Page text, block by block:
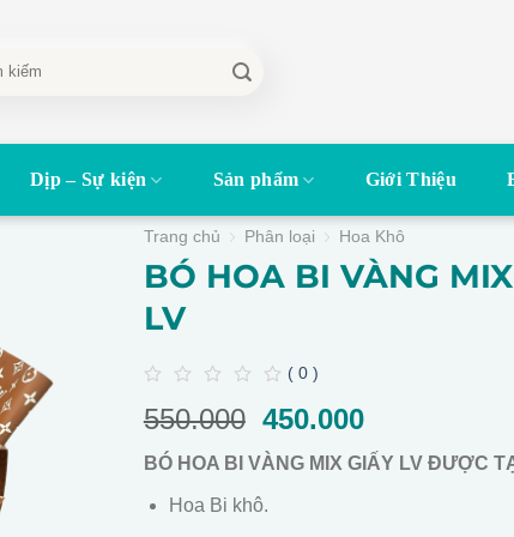
Dịp – Sự kiện Sản phẩm Giới Thiệu
Trang chủ Phân loại Hoa Khô
BÓ HOA BI VÀNG
LV
out
5
( 0 )
550.000 Giá
gốc
là:
550.000.
450.000
hiện
tại
BÓ HOA BI VÀNG MIX GIẤY LV ĐƯỢC
Hoa Bi khô.